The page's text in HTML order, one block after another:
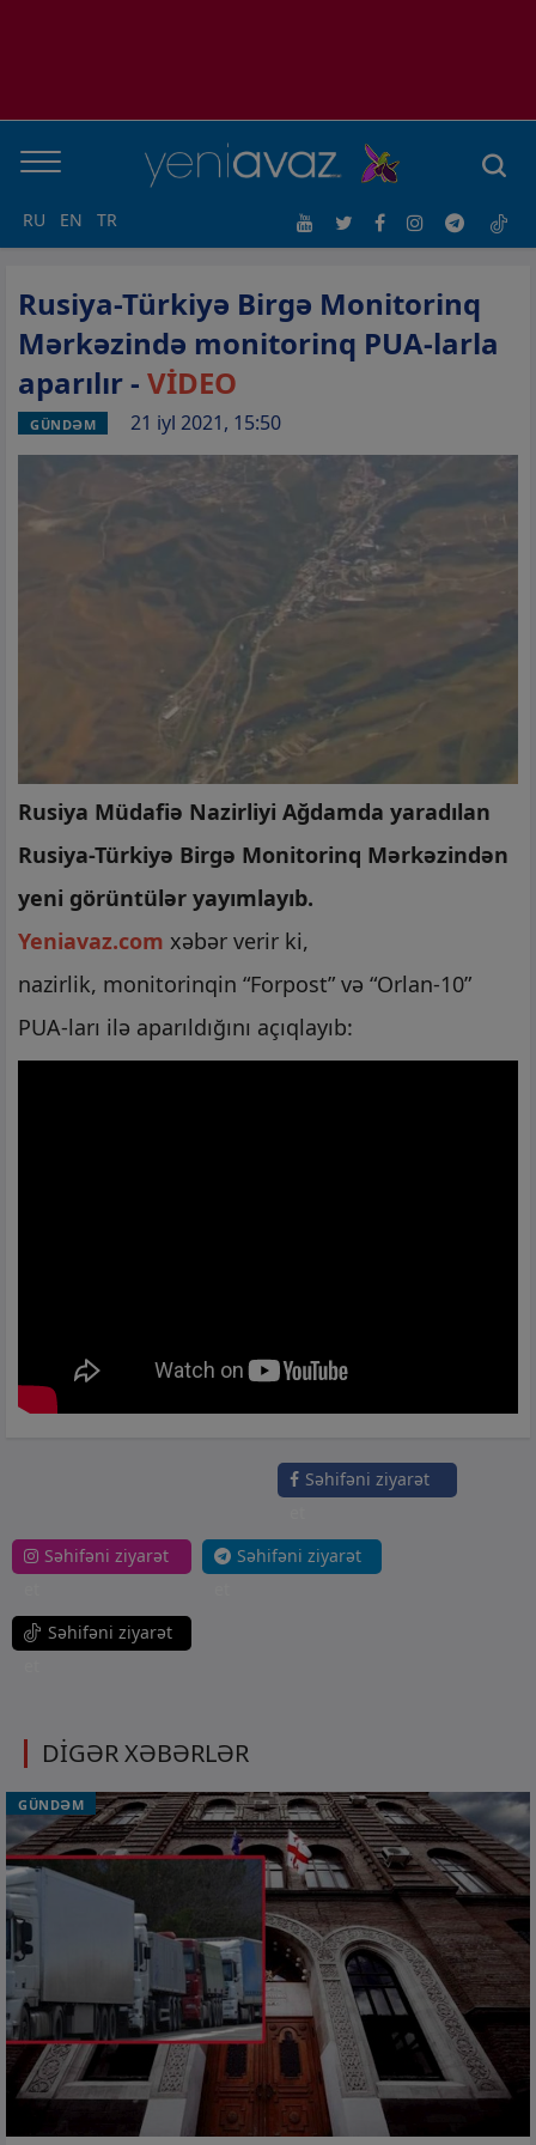
RU EN TR
Rusiya-Türkiyə Birgə Monitorinq
Mərkəzində monitorinq PUA-larla
aparılır - VİDEO
GÜNDƏM 21 iyl 2021, 15:50
Rusiya Müdafiə Nazirliyi Ağdamda yaradılan
Rusiya-Türkiyə Birgə Monitorinq Mərkəzindən
yeni görüntülər yayımlayıb.
Yeniavaz.com xəbər verir ki,
nazirlik, monitorinqin “Forpost” və “Orlan-10”
PUA-ları ilə aparıldığını açıqlayıb:
Səhifəni ziyarət
Səhifəni ziyarət
Səhifəni ziyarət
Səhifəni ziyarət
DİGƏR XƏBƏRLƏR
GÜNDƏM